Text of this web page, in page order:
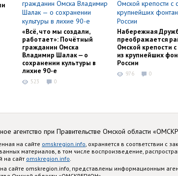
«Всё, что мы создали,
работает»: Почётный
гражданин Омска
Владимир Шалак — о
сохранении культуры в
лихие 90-е
523 0
Набережная
преображается
Омской крепости
из крупнейших
России
976 0
агентство при Правительстве Омской области
на сайте omskregion.info , охраняется в соответствии с
материалов, в том числе воспроизведение,
на сайт omskregion.info
сайте omskregion.info, представлены информационным